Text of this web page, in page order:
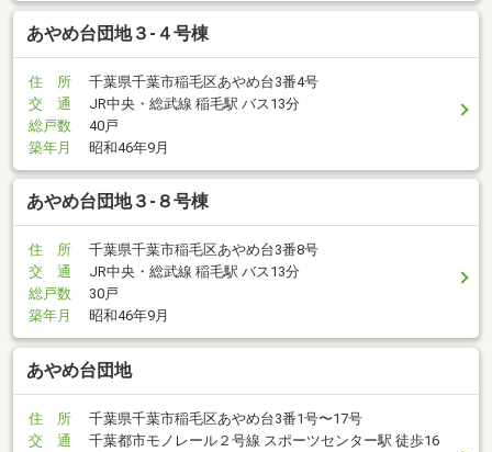
あやめ台団地３-４号棟
住 所
千葉県千葉市稲毛区あやめ台3番4号
交 通
JR中央・総武線 稲毛駅 バス13分
総戸数
40戸
築年月
昭和46年9月
あやめ台団地３-８号棟
住 所
千葉県千葉市稲毛区あやめ台3番8号
交 通
JR中央・総武線 稲毛駅 バス13分
総戸数
30戸
築年月
昭和46年9月
あやめ台団地
住 所
千葉県千葉市稲毛区あやめ台3番1号〜17号
交 通
千葉都市モノレール２号線 スポーツセンター駅 徒歩16